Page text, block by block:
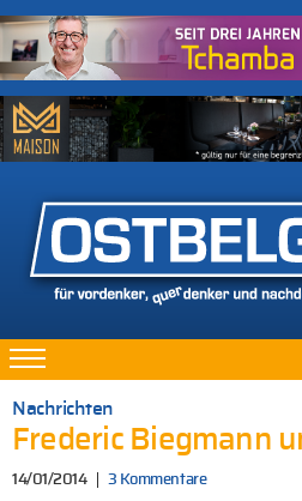
Nachrichten
Frederic Biegmann
14/01/2014 3 Kommentare